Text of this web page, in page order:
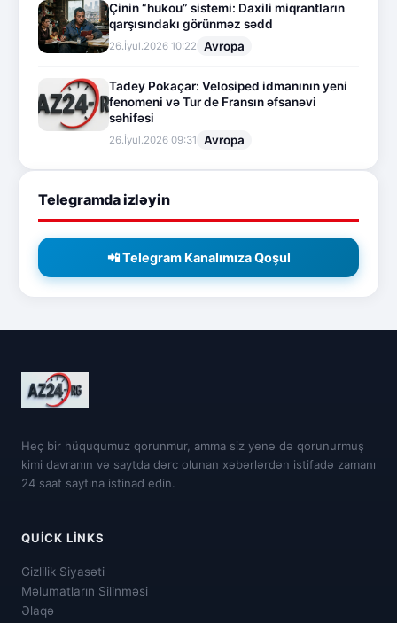
Çinin “hukou” sistemi: Daxili miqrantların
qarşısındakı görünməz sədd
26.İyul.2026 10:22 Avropa
Tadey Pokaçar: Velosiped idmanının yeni
fenomeni və Tur de Fransın əfsanəvi
səhifəsi
26.İyul.2026 09:31 Avropa
Telegramda izləyin
📲 Telegram Kanalımıza Qoşul
Heç bir hüququmuz qorunmur, amma siz yenə də qorunurmuş
kimi davranın və saytda dərc olunan xəbərlərdən istifadə zamanı
24 saat saytına istinad edin.
QUICK LINKS
Gizlilik Siyasəti
Məlumatların Silinməsi
Əlaqə